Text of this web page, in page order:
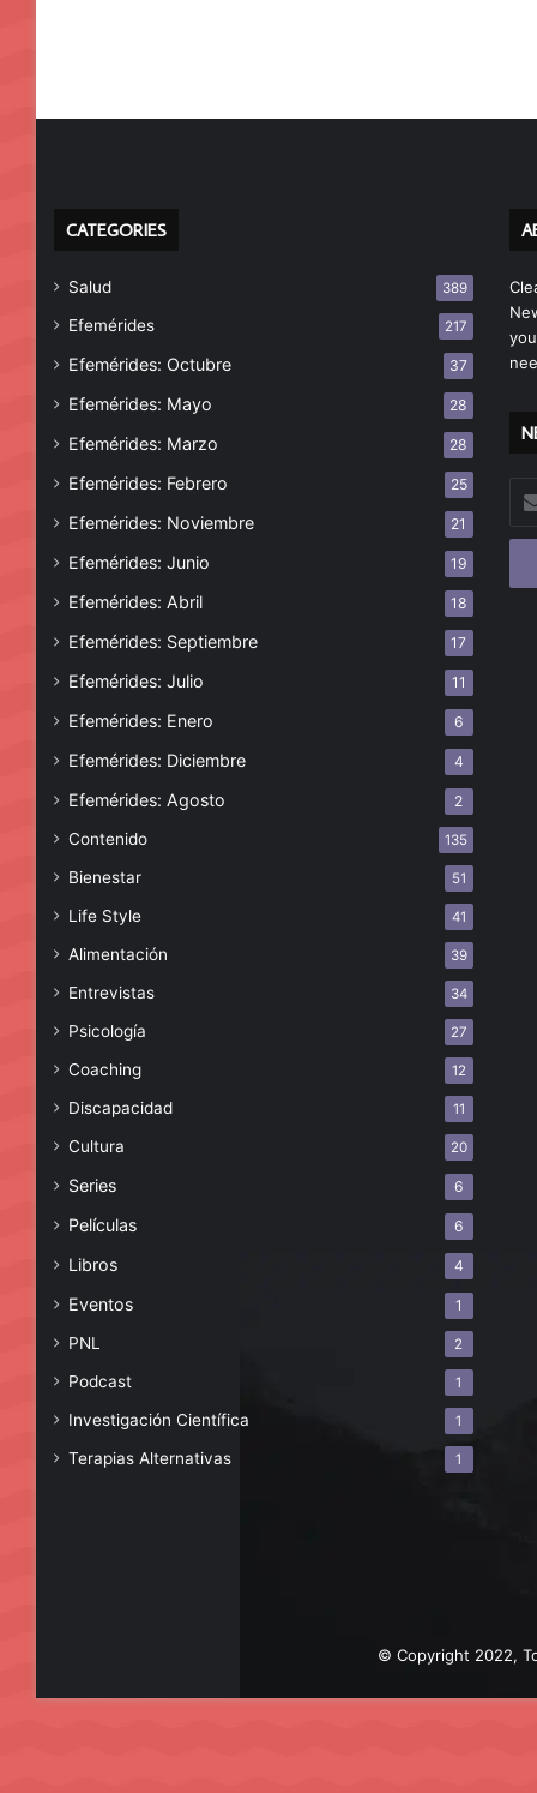
CATEGORIES
Salud 389
Efemérides 217
Efemérides: Octubre 37
Efemérides: Mayo 28
Efemérides: Marzo 28
Efemérides: Febrero 25
Efemérides: Noviembre 21
Efemérides: Junio 19
Efemérides: Abril 18
Efemérides: Septiembre 17
Efemérides: Julio 11
Efemérides: Enero 6
Efemérides: Diciembre 4
Efemérides: Agosto 2
Contenido 135
Bienestar 51
Life Style 41
Alimentación 39
Entrevistas 34
Psicología 27
Coaching 12
Discapacidad 11
Cultura 20
Series 6
Películas 6
Libros 4
Eventos 1
PNL 2
Podcast 1
Investigación Científica 1
Terapias Alternativas 1
© Copyright 2022,